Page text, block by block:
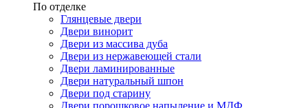
По отделке
Глянцевые двери
Двери винорит
Двери из массива дуба
Двери из нержавеющей стали
Двери ламинированные
Двери натуральный шпон
Двери под старину
Двери порошковое напыление и МДФ